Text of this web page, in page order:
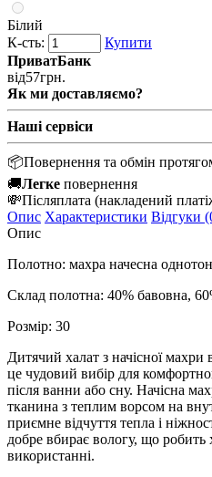
Білий
К-сть:
Купити
ПриватБанк
від57грн.
Як ми доставляємо?
Наші сервіси
📦Повернення та обмін
🚚Легке повернення
💸Післяплата (накладений
Опис Характеристики Відгуки
Опис
Полотно: махра начесна
Склад полотна: 40% бавовна,
Розмір: 30
Дитячий халат з начісної
це чудовий вибір для
після ванни або сну. Начісна
тканина з теплим ворсом на
приємне відчуття тепла і
добре вбирає вологу, що
використанні.